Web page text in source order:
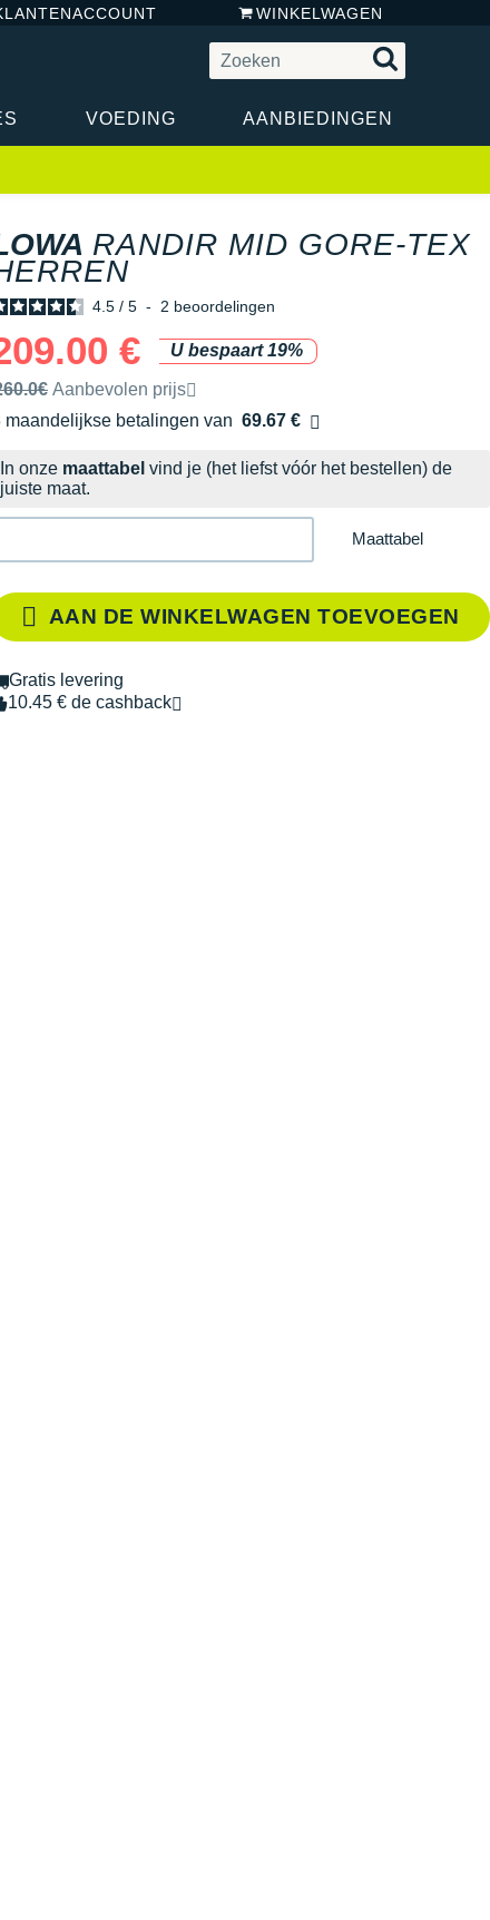
WINKELWAGEN
VOEDING AANBIEDINGEN
RANDIR MID GORE-TEX
4.5 / 5 - 2 beoordelingen
€
U bespaart 19%
het merk aanbevolen verkoopprijs
Aanbevolen prijs
maandelijkse betalingen van 69.67 €
kosten
In onze maattabel vind je (het liefst vóór het bestellen) de
juiste maat.
Maattabel
AAN DE WINKELWAGEN TOEVOEGEN
Gratis levering
10.45 € de cashback